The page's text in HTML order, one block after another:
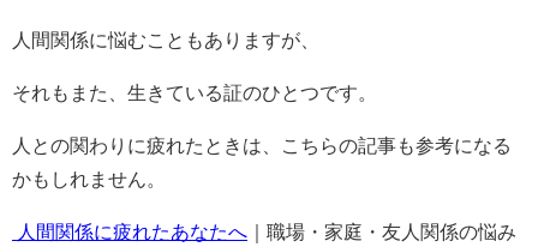
人間関係に悩むこともありますが、
それもまた、生きている証のひとつです。
人との関わりに疲れたときは、こちらの記事も参考になる
かもしれません。
︎ 人間関係に疲れたあなたへ ｜職場・家庭・友人関係の悩み